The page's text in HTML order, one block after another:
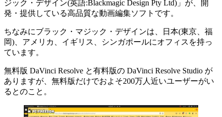
ジック・デザイン(英語:Blackmagic Design Pty Ltd)」が、開
発・提供している高品質な動画編集ソフトです。
ちなみにブラック・マジック・デザインは、日本(東京、福
岡)、アメリカ、イギリス、シンガポールにオフィスを持っ
ています。
無料版 DaVinci Resolve と有料版の DaVinci Resolve Studio が
ありますが、無料版だけでおよそ200万人近いユーザーがい
るとのこと。